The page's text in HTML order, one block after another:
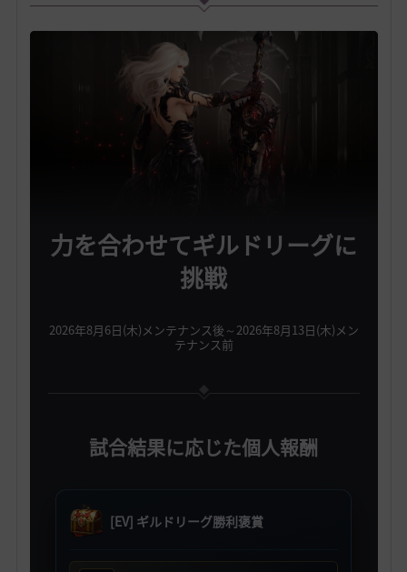
力を合わせてギルドリーグに
挑戦
2026年8月6日(木)メンテナンス後～2026年8月13日(木)メン
テナンス前
試合結果に応じた個人報酬
[EV] ギルドリーグ勝利褒賞